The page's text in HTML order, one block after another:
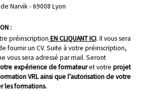
Narvik - 69008 Lyon
:
préinscription EN CLIQUANT ICI. Il vous sera
fournir un CV. Suite à votre préinscription,
vous sera adressé par mail. Seront
expérience de formateuret votre projet
VRL ainsi que l’autorisation de votre
les formations.